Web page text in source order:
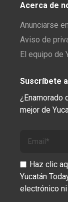
Acerca de
Anunciarse
Aviso de
El equipo de
Suscríbete
¿Enamorado
mejor de
Haz clic
Yucatán
electrónico